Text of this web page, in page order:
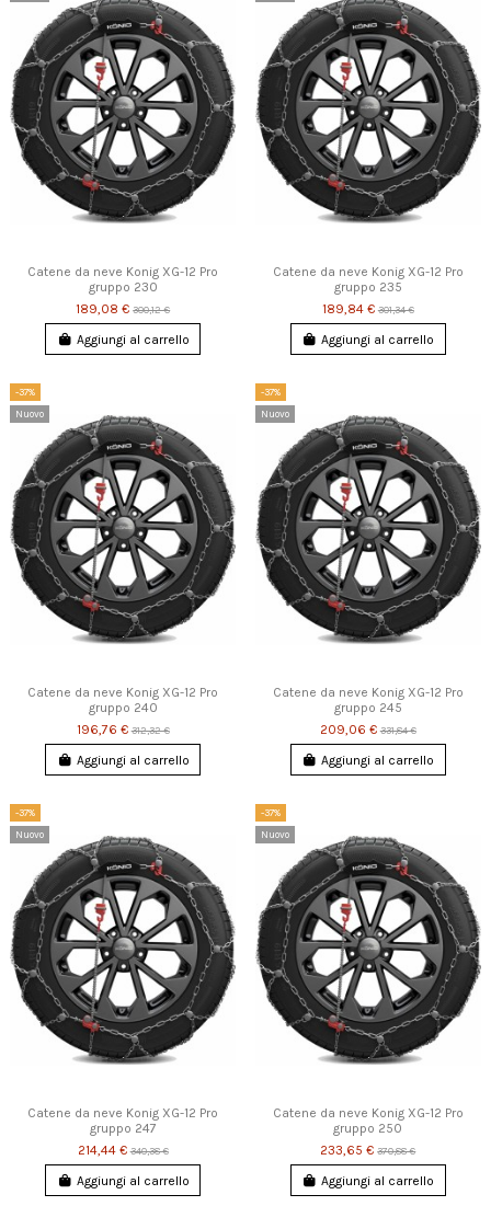
Catene da neve Konig XG-12 Pro
gruppo 230
189,08 €300,12 €
Aggiungi al carrello
Catene da neve Konig XG-12 Pro
gruppo 235
189,84 €301,34 €
Aggiungi al carrello
-37%
Nuovo
Catene da neve Konig XG-12 Pro
gruppo 240
196,76 €312,32 €
Aggiungi al carrello
-37%
Nuovo
Catene da neve Konig XG-12 Pro
gruppo 245
209,06 €331,84 €
Aggiungi al carrello
-37%
Nuovo
Catene da neve Konig XG-12 Pro
gruppo 247
214,44 €340,38 €
Aggiungi al carrello
-37%
Nuovo
Catene da neve Konig XG-12 Pro
gruppo 250
233,65 €370,88 €
Aggiungi al carrello